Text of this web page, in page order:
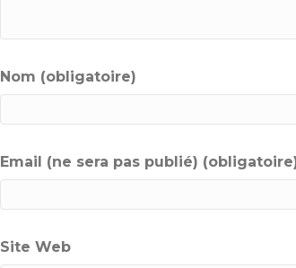
Nom (obligatoire)
Email (ne sera pas publié)
Site Web